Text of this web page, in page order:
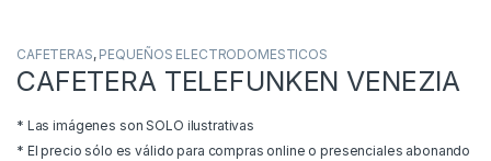
CAFETERAS, PEQUEÑOS ELECTRODOMESTICOS
CAFETERA TELEFUNKEN VENEZIA
* Las imágenes son SOLO ilustrativas
* El precio sólo es válido para compras online o presenciales abonando